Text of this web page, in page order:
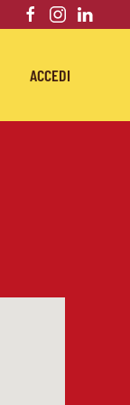
ACCEDI